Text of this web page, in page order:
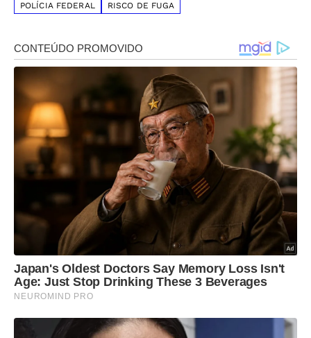
POLÍCIA FEDERAL
RISCO DE FUGA